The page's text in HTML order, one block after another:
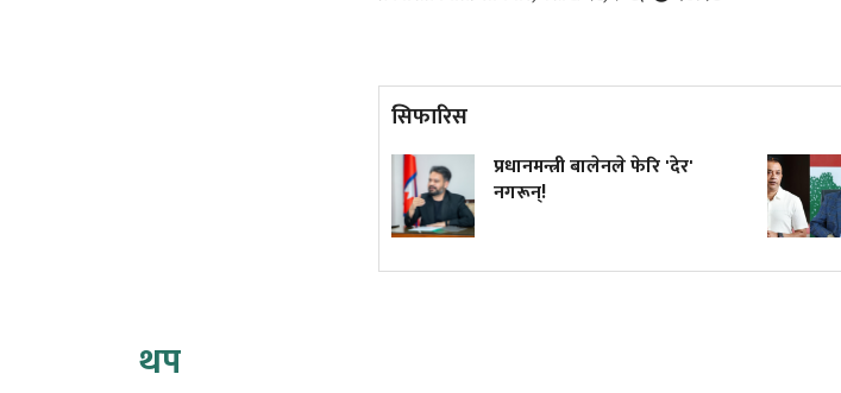
सिफारिस
प्रधानमन्त्री बालेनले फेरि 'देर'
नगरून्!
थप